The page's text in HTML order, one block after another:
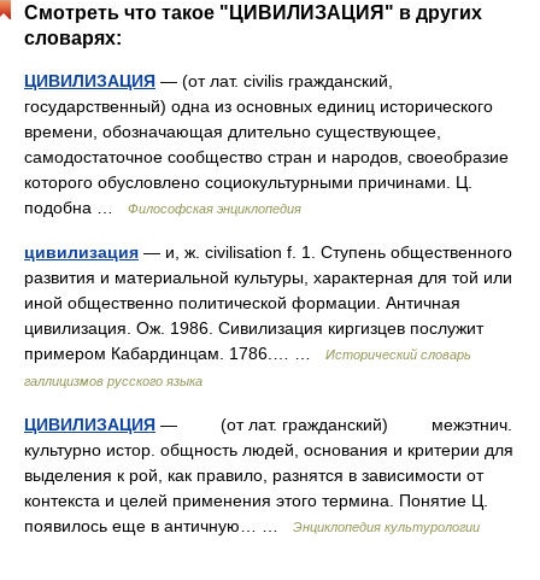
Смотреть что такое "ЦИВИЛИЗАЦИЯ" в других
словарях:
ЦИВИЛИЗАЦИЯ — (от лат. civilis гражданский,
государственный) одна из основных единиц исторического
времени, обозначающая длительно существующее,
самодостаточное сообщество стран и народов, своеобразие
которого обусловлено социокультурными причинами. Ц.
подобна …
Философская энциклопедия
цивилизация — и, ж. civilisation f. 1. Ступень общественного
развития и материальной культуры, характерная для той или
иной общественно политической формации. Античная
цивилизация. Ож. 1986. Сивилизация киргизцев послужит
примером Кабардинцам. 1786.… …
Исторический словарь
галлицизмов русского языка
ЦИВИЛИЗАЦИЯ — (от лат. гражданский) межэтнич.
культурно истор. общность людей, основания и критерии для
выделения к рой, как правило, разнятся в зависимости от
контекста и целей применения этого термина. Понятие Ц.
появилось еще в античную… …
Энциклопедия культурологии